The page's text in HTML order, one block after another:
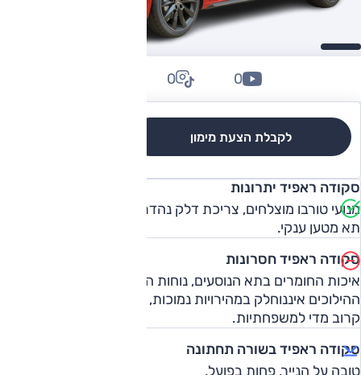
לקבלת הצעת מימון
0
0
סקודה ראפיד יתרונות
מנועי טורבו מוצלחים, צריכת דלק נהדרת. מרחב פנימי מרווח,
תא מטען ענקי.
סקודה ראפיד חסרונות
איכות החומרים בתא הנוסעים, נוחות הנסיעה בינונית, שילוב
ההילוכים איננוחלק במהירויות נמוכות, רק שנתיים אחריות, מחיר
קרוב מדי למשפחתיות.
סקודה ראפיד בשורה תחתונה
טובה על הנייר, פחות בפועל.